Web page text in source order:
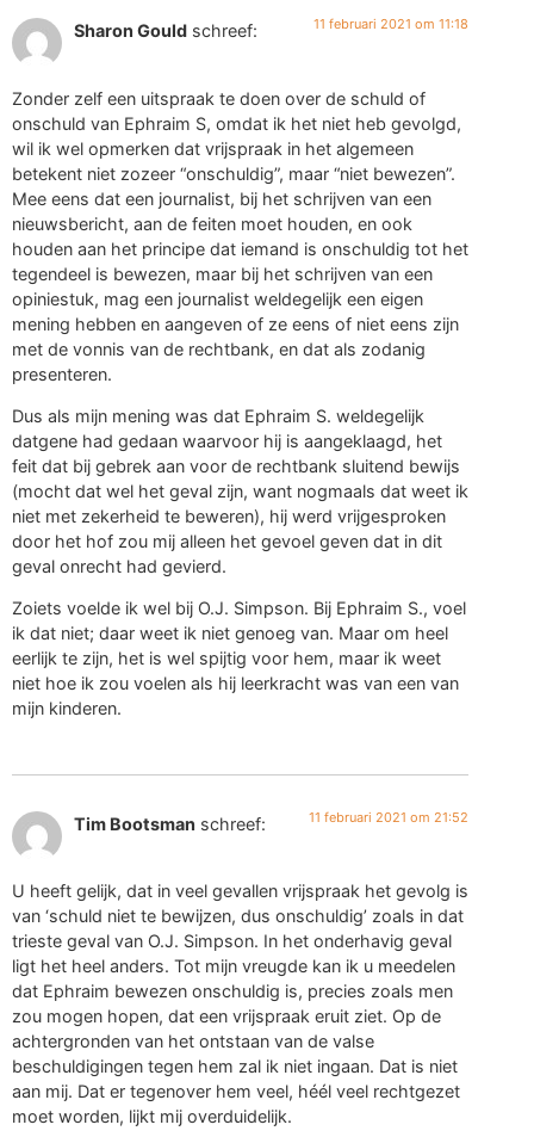
Sharon Gould schreef: 11 februari 2021 om 11:18
Zonder zelf een uitspraak te doen over de schuld of
onschuld van Ephraim S, omdat ik het niet heb gevolgd,
wil ik wel opmerken dat vrijspraak in het algemeen
betekent niet zozeer “onschuldig”, maar “niet bewezen”.
Mee eens dat een journalist, bij het schrijven van een
nieuwsbericht, aan de feiten moet houden, en ook
houden aan het principe dat iemand is onschuldig tot het
tegendeel is bewezen, maar bij het schrijven van een
opiniestuk, mag een journalist weldegelijk een eigen
mening hebben en aangeven of ze eens of niet eens zijn
met de vonnis van de rechtbank, en dat als zodanig
presenteren.
Dus als mijn mening was dat Ephraim S. weldegelijk
datgene had gedaan waarvoor hij is aangeklaagd, het
feit dat bij gebrek aan voor de rechtbank sluitend bewijs
(mocht dat wel het geval zijn, want nogmaals dat weet ik
niet met zekerheid te beweren), hij werd vrijgesproken
door het hof zou mij alleen het gevoel geven dat in dit
geval onrecht had gevierd.
Zoiets voelde ik wel bij O.J. Simpson. Bij Ephraim S., voel
ik dat niet; daar weet ik niet genoeg van. Maar om heel
eerlijk te zijn, het is wel spijtig voor hem, maar ik weet
niet hoe ik zou voelen als hij leerkracht was van een van
mijn kinderen.
Tim Bootsman schreef: 11 februari 2021 om 21:52
U heeft gelijk, dat in veel gevallen vrijspraak het gevolg is
van ‘schuld niet te bewijzen, dus onschuldig’ zoals in dat
trieste geval van O.J. Simpson. In het onderhavig geval
ligt het heel anders. Tot mijn vreugde kan ik u meedelen
dat Ephraim bewezen onschuldig is, precies zoals men
zou mogen hopen, dat een vrijspraak eruit ziet. Op de
achtergronden van het ontstaan van de valse
beschuldigingen tegen hem zal ik niet ingaan. Dat is niet
aan mij. Dat er tegenover hem veel, héél veel rechtgezet
moet worden, lijkt mij overduidelijk.